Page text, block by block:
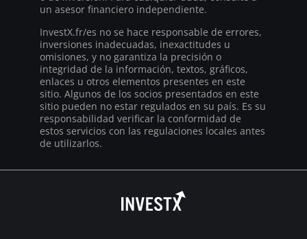
un asesor financiero independiente.
InvestX.fr/es no se hace responsable de errores,
inversiones inadecuadas, inexactitudes u
omisiones, y no garantiza la precisión o
integridad de la información, textos, gráficos,
enlaces u otros elementos presentes en este
sitio. Algunos de los socios presentados en este
sitio pueden no estar regulados en su país. Es su
responsabilidad verificar la conformidad de
estos servicios con las regulaciones locales antes
de utilizarlos.